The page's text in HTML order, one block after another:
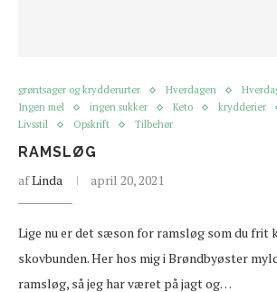
grøntsager og krydderurter Hverdagen
Ingen mel
ingen sukker Keto krydderier
Livsstil
Opskrift Tilbehør
RAMSLØG
afLinda april 20, 2021
Lige nu er det sæson for ramsløg som du frit
skovbunden. Her hos mig i Brøndbyøster
ramsløg, så jeg har været på jagt og…